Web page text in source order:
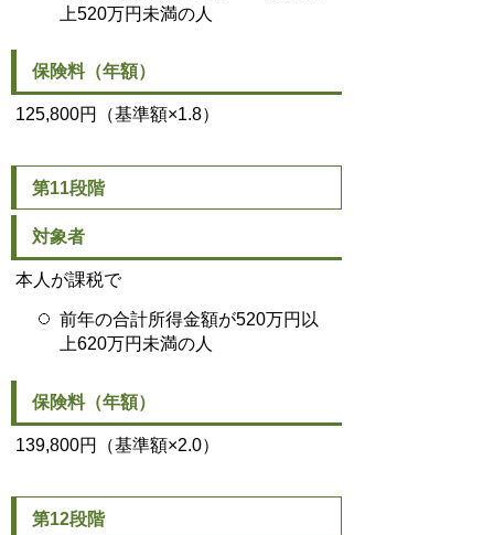
上520万円未満の人
保険料（年額）
125,800円（基準額×1.8）
第11段階
対象者
本人が課税で
前年の合計所得金額が520万円以
上620万円未満の人
保険料（年額）
139,800円（基準額×2.0）
第12段階